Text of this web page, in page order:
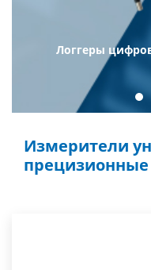
Логгеры
Измерители
прецизионные